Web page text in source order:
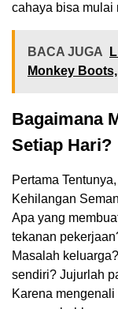
cahaya bisa mulai
BACA JUGA
Monkey
Bagaimana
Setiap Hari?
Pertama
Kehilangan
Apa yang
tekanan
Masalah
sendiri? Jujurlah
Karena